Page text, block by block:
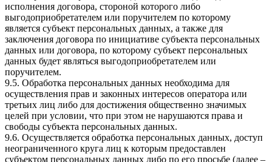
исполнения договора, стороной которого либо
выгодоприобретателем или поручителем по которому
является субъект персональных данных, а также для
заключения договора по инициативе субъекта персональных
данных или договора, по которому субъект персональных
данных будет являться выгодоприобретателем или
поручителем.
9.5. Обработка персональных данных необходима для
осуществления прав и законных интересов оператора или
третьих лиц либо для достижения общественно значимых
целей при условии, что при этом не нарушаются права и
свободы субъекта персональных данных.
9.6. Осуществляется обработка персональных данных, доступ
неограниченного круга лиц к которым предоставлен
субъектом персональных данных либо по его просьбе (далее –